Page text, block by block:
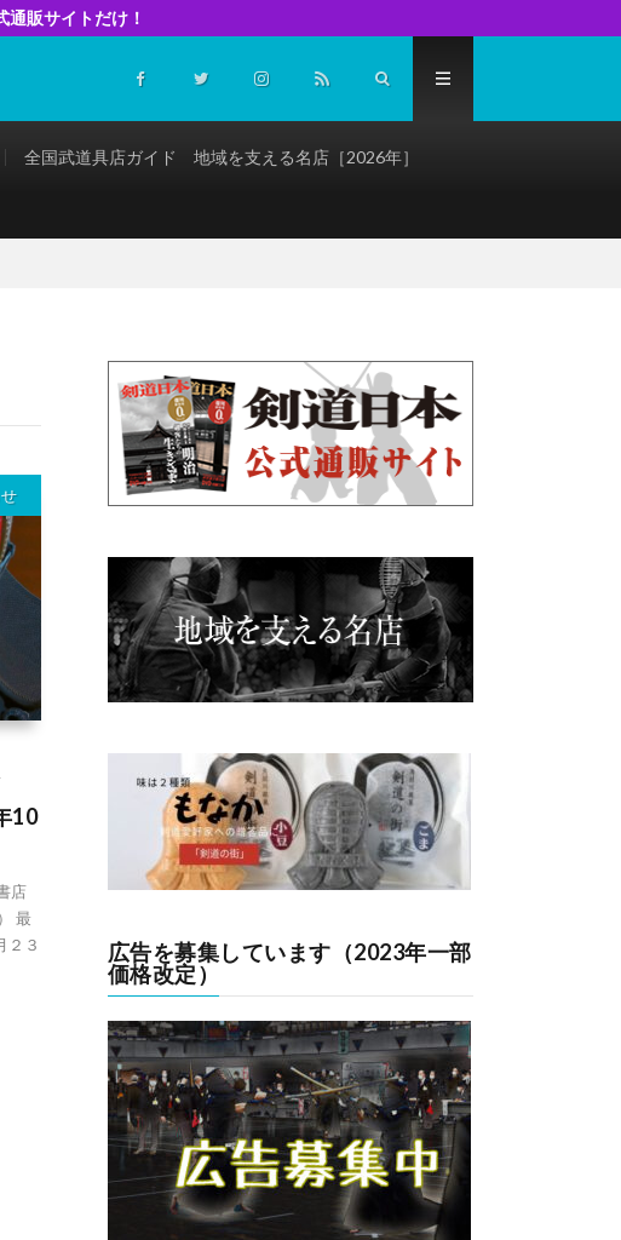
販サイトだけ！
全国武道具店ガイド 地域を支える名店［2026年］
10
店
最
２３
広告を募集しています（2023年一部
価格改定）